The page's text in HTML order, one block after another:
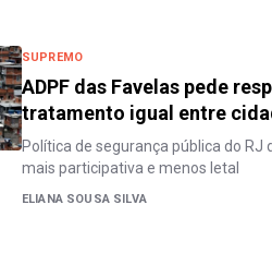
SUPREMO
ADPF das Favelas pede
tratamento igual entre
Política de segurança pública do
mais participativa e menos letal
ELIANA SOUSA SILVA